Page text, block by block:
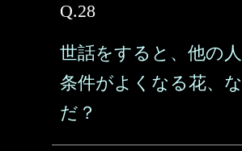
Q.28
世話をすると、他の
条件がよくなる花、
だ？